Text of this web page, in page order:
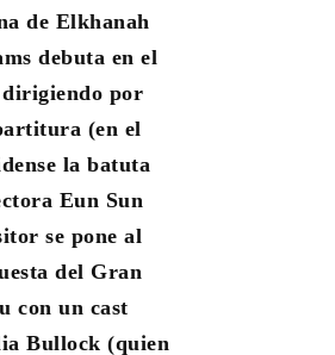
de Elkhanah
debuta en el
por
(en el
la batuta
Eun Sun
se pone al
del Gran
con un cast
Bullock (quien